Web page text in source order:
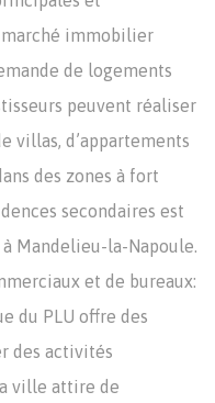
immobilier
de logements
peuvent réaliser
villas, d’appartements
des zones à fort
secondaires est
Mandelieu-la-Napoule.
et de bureaux:
du PLU offre des
des activités
ville attire de